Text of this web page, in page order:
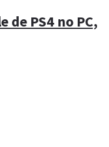
de PS4 no PC,